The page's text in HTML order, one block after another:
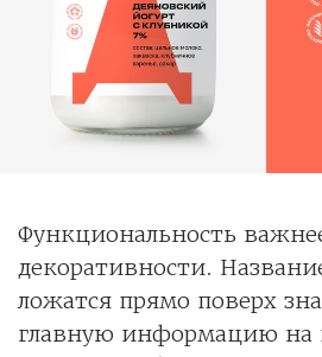
Функциональность
декоративности.
ложатся прямо поверх
главную информацию на